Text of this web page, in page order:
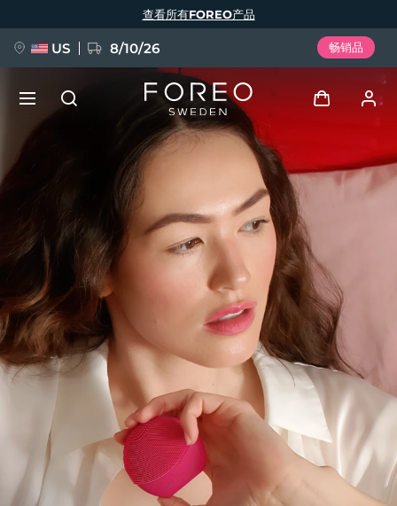
查看所有FOREO产品
US 8/10/26 畅销品
登录
我的设备
我的订单
我的地址
我的订阅
FAQ™ Pure Beauty-Tech Elixir
BREAKING NEWS
issa™ Teeth Whitening Set
FAQ™ Dual LED Panel
语言
English Deutsch
Español
Français
Português
Polski
Svenska
Русский
Türkçe
简体中文 繁體中文
发货国家
美国 预计送达日期 8/10/26
英国 预计送达日期 8/9/26